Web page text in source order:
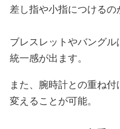
差し指や小指につけるの
ブレスレットやバング
統一感が出ます。
また、腕時計との重ね
変えることが可能。